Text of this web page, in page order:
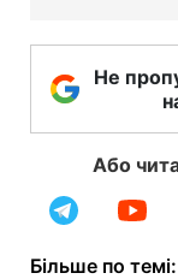
Не
Або
Більше по темі: